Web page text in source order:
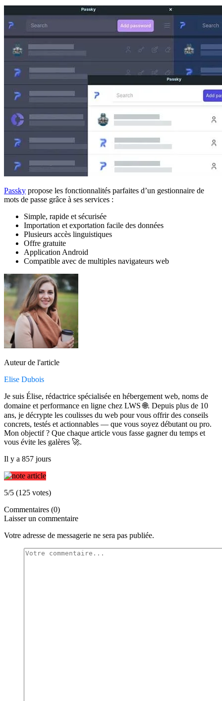
Passky propose les fonctionnalités parfaites d’un gestionnaire de
mots de passe grâce à ses services :
Simple, rapide et sécurisée
Importation et exportation facile des données
Plusieurs accès linguistiques
Offre gratuite
Application Android
Compatible avec de multiples navigateurs web
Auteur de l'article
Elise Dubois
Je suis Élise, rédactrice spécialisée en hébergement web, noms de
domaine et performance en ligne chez LWS 🌐. Depuis plus de 10
ans, je décrypte les coulisses du web pour vous offrir des conseils
concrets, testés et actionnables — que vous soyez débutant ou pro.
Mon objectif ? Que chaque article vous fasse gagner du temps et
vous évite les galères 🚀.
Il y a 857 jours
5/5 (125 votes)
Commentaires (0)
Laisser un commentaire
Votre adresse de messagerie ne sera pas publiée.